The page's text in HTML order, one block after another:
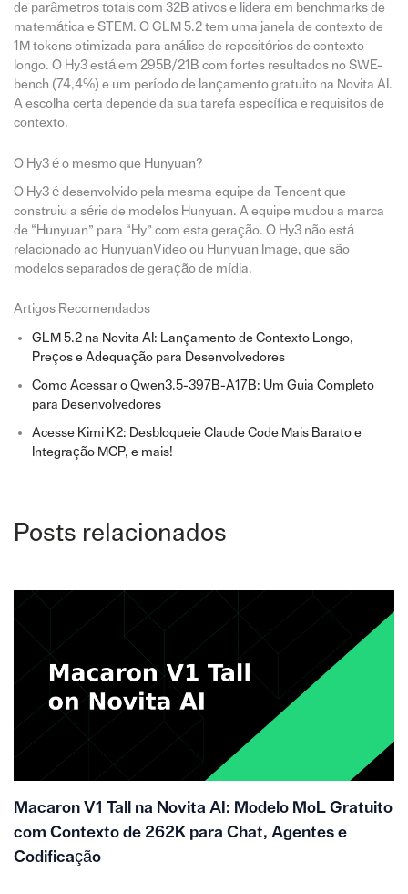
de parâmetros totais com 32B ativos e lidera em benchmarks de
matemática e STEM. O GLM 5.2 tem uma janela de contexto de
1M tokens otimizada para análise de repositórios de contexto
longo. O Hy3 está em 295B/21B com fortes resultados no SWE-
bench (74,4%) e um período de lançamento gratuito na Novita AI.
A escolha certa depende da sua tarefa específica e requisitos de
contexto.
O Hy3 é o mesmo que Hunyuan?
O Hy3 é desenvolvido pela mesma equipe da Tencent que
construiu a série de modelos Hunyuan. A equipe mudou a marca
de “Hunyuan” para “Hy” com esta geração. O Hy3 não está
relacionado ao HunyuanVideo ou Hunyuan Image, que são
modelos separados de geração de mídia.
Artigos Recomendados
GLM 5.2 na Novita AI: Lançamento de Contexto Longo,
Preços e Adequação para Desenvolvedores
Como Acessar o Qwen3.5-397B-A17B: Um Guia Completo
para Desenvolvedores
Acesse Kimi K2: Desbloqueie Claude Code Mais Barato e
Integração MCP, e mais!
Posts relacionados
Macaron V1 Tall na Novita AI: Modelo MoL Gratuito
com Contexto de 262K para Chat, Agentes e
Codificação